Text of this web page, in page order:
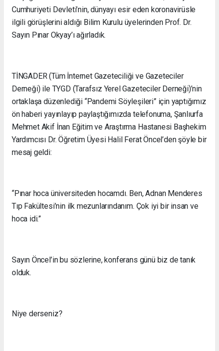
Cumhuriyeti Devleti’nin, dünyayı esir eden koronavirüsle
ilgili görüşlerini aldığı Bilim Kurulu üyelerinden Prof. Dr.
Sayın Pınar Okyay’ı ağırladık.
TİNGADER (Tüm İnternet Gazeteciliği ve Gazeteciler
Derneği) ile TYGD (Tarafsız Yerel Gazeteciler Derneği)’nin
ortaklaşa düzenlediği “Pandemi Söyleşileri” için yaptığımız
ön haberi yayınlayıp paylaştığımızda telefonuma, Şanlıurfa
Mehmet Akif İnan Eğitim ve Araştırma Hastanesi Başhekim
Yardımcısı Dr. Öğretim Üyesi Halil Ferat Öncel’den şöyle bir
mesaj geldi:
“Pınar hoca üniversiteden hocamdı. Ben, Adnan Menderes
Tıp Fakültesi’nin ilk mezunlarındanım. Çok iyi bir insan ve
hoca idi.”
Sayın Öncel’in bu sözlerine, konferans günü biz de tanık
olduk.
Niye derseniz?